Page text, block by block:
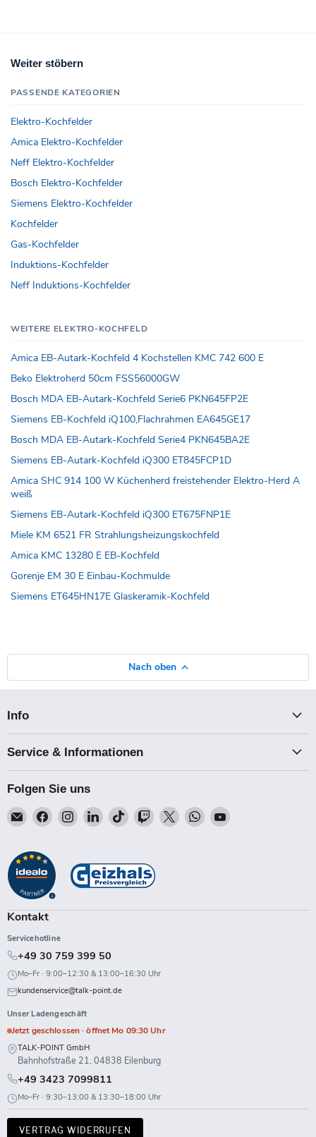
Weiter stöbern
PASSENDE KATEGORIEN
Elektro-Kochfelder
Amica Elektro-Kochfelder
Neff Elektro-Kochfelder
Bosch Elektro-Kochfelder
Siemens Elektro-Kochfelder
Kochfelder
Gas-Kochfelder
Induktions-Kochfelder
Neff Induktions-Kochfelder
WEITERE ELEKTRO-KOCHFELD
Amica EB-Autark-Kochfeld 4 Kochstellen KMC 742 600 E
Beko Elektroherd 50cm FSS56000GW
Bosch MDA EB-Autark-Kochfeld Serie6 PKN645FP2E
Siemens EB-Kochfeld iQ100,Flachrahmen EA645GE17
Bosch MDA EB-Autark-Kochfeld Serie4 PKN645BA2E
Siemens EB-Autark-Kochfeld iQ300 ET845FCP1D
Amica SHC 914 100 W Küchenherd freistehender Elektro-Herd A
weiß
Siemens EB-Autark-Kochfeld iQ300 ET675FNP1E
Miele KM 6521 FR Strahlungsheizungskochfeld
Amica KMC 13280 E EB-Kochfeld
Gorenje EM 30 E Einbau-Kochmulde
Siemens ET645HN17E Glaskeramik-Kochfeld
Nach oben
Info
Service & Informationen
Folgen Sie uns
Email
Talk-
Finden
Sie
auf
Facebook
Finden
Sie
Instagram
Finden
Sie
LinkedIn
Finden
Sie
TikTok
Finden
Sie
Twitch
Finden
Sie
Finden
Sie
Finden
Kontakt
Servicehotline
+49 30 759 399 50
Mo–Fr · 9:00–12:30 & 13:00–16:30 Uhr
kundenservice@talk-point.de
Unser Ladengeschäft
Jetzt geschlossen · öffnet Mo 09:30 Uhr
TALK-POINT GmbH
Bahnhofstraße 21, 04838 Eilenburg
+49 3423 7099811
Mo–Fr · 9:30–13:00 & 13:30–18:00 Uhr
VERTRAG WIDERRUFEN